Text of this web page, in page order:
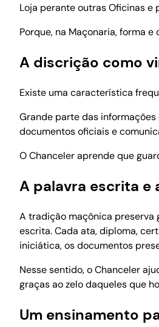
Loja perante outras Oficinas
Porque, na Maçonaria, forma
A discrição como
Existe uma característica
Grande parte das
documentos oficiais e
O Chanceler aprende que
A palavra escrita e
A tradição maçônica preserva
escrita. Cada ata, diploma,
iniciática, os documentos
Nesse sentido, o Chanceler
graças ao zelo daqueles que
Um ensinamento